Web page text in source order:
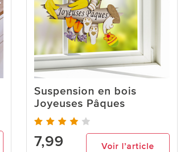
Suspension en bois
Joyeuses Pâques
7,99 Voir l’article